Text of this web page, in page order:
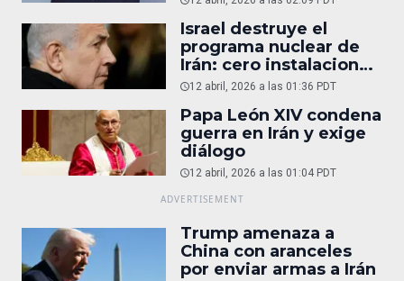
Israel destruye el
programa nuclear de
Irán: cero instalaciones
operativas
12 abril, 2026 a las 01:36 PDT
Papa León XIV condena
guerra en Irán y exige
diálogo
12 abril, 2026 a las 01:04 PDT
Trump amenaza a
China con aranceles
por enviar armas a Irán